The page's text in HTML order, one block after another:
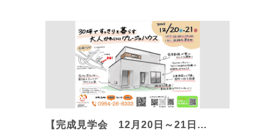
【完成見学会 12月20日～21日…